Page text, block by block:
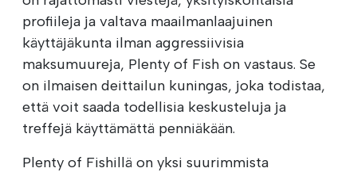
profiileja ja valtava maailmanlaajuinen
käyttäjäkunta ilman aggressiivisia
maksumuureja, Plenty of Fish on vastaus. Se
on ilmaisen deittailun kuningas, joka todistaa,
että voit saada todellisia keskusteluja ja
treffejä käyttämättä penniäkään.
Plenty of Fishillä on yksi suurimmista